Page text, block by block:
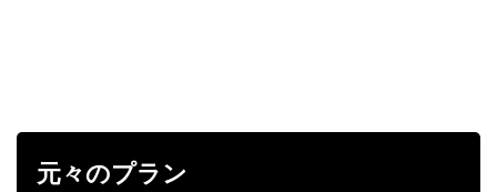
元々のプラン